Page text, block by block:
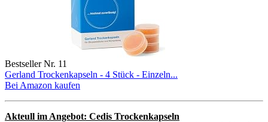
Bestseller Nr. 11
Gerland Trockenkapseln - 4 Stück - Einzeln...
Bei Amazon kaufen
Akteull im Angebot: Cedis Trockenkapseln